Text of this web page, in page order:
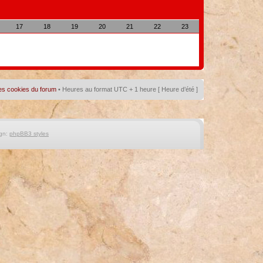
17 18 19 20 21 22 23
cookies du forum • Heures au format UTC + 1 heure [ Heure d’été ]
phpBB3 styles